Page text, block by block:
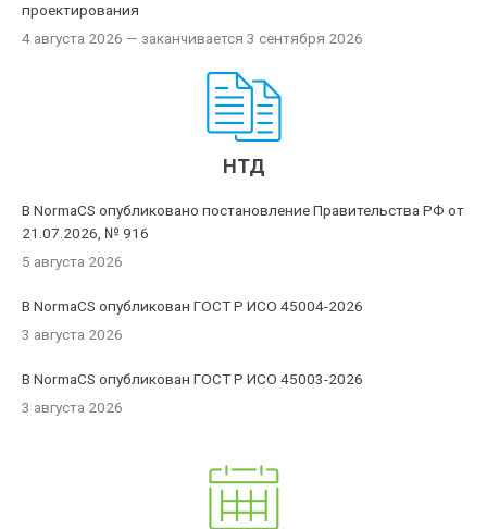
проектирования
4 августа 2026 — заканчивается 3 сентября 2026
НТД
В NormaCS опубликовано постановление Правительства РФ от
21.07.2026, № 916
5 августа 2026
В NormaCS опубликован ГОСТ Р ИСО 45004-2026
3 августа 2026
В NormaCS опубликован ГОСТ Р ИСО 45003-2026
3 августа 2026